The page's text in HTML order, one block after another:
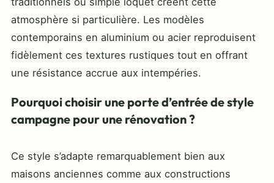
atmosphère si particulière. Les modèles
contemporains en aluminium ou acier reproduisent
fidèlement ces textures rustiques tout en offrant
une résistance accrue aux intempéries.
Pourquoi choisir une porte d’entrée de style
campagne pour une rénovation ?
Ce style s’adapte remarquablement bien aux
maisons anciennes comme aux constructions